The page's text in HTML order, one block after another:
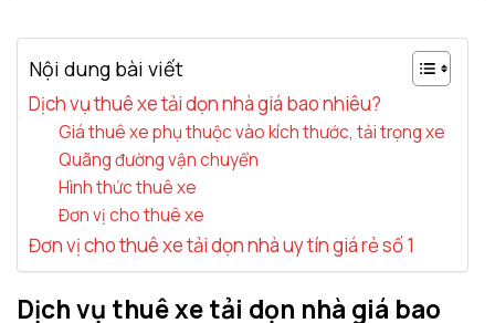
Nội dung bài viết
Dịch vụ thuê xe tải dọn nhà giá bao nhiêu?
Giá thuê xe phụ thuộc vào kích thước, tải trọng xe
Quãng đường vận chuyển
Hình thức thuê xe
Đơn vị cho thuê xe
Đơn vị cho thuê xe tải dọn nhà uy tín giá rẻ số 1
Dịch vụ thuê xe tải dọn nhà giá bao